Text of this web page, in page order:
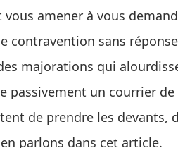
amener à vous
contravention sans
majorations qui
passivement un courrier
de prendre les devants,
parlons dans cet article.